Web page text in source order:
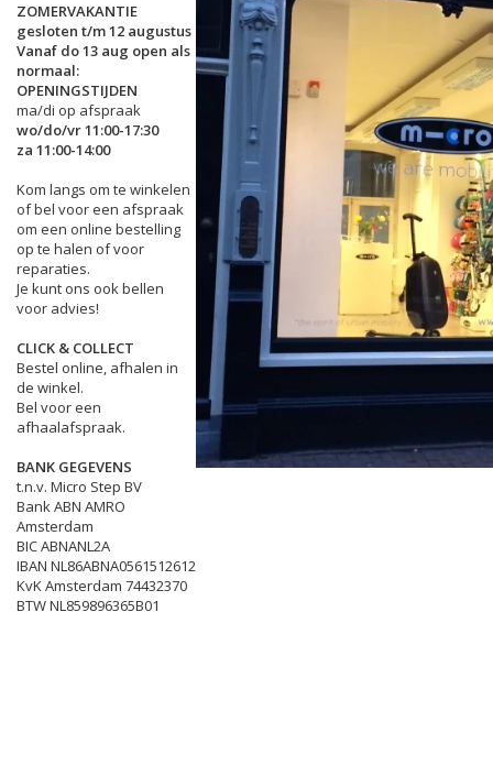
ZOMERVAKANTIE
gesloten t/m 12 augustus
Vanaf do 13 aug open als
normaal:
OPENINGSTIJDEN
ma/di op afspraak
wo/do/vr 11:00-17:30
za 11:00-14:00
Kom langs om te winkelen
of bel voor een afspraak
om een online bestelling
op te halen of voor
reparaties.
Je kunt ons ook bellen
voor advies!
CLICK & COLLECT
Bestel online, afhalen in
de winkel.
Bel voor een
afhaalafspraak.
BANK GEGEVENS
t.n.v. Micro Step BV
Bank ABN AMRO
Amsterdam
BIC ABNANL2A
IBAN NL86ABNA0561512612
KvK Amsterdam 74432370
BTW NL859896365B01